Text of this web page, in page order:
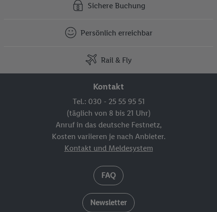
Sichere Buchung
Persönlich erreichbar
Rail & Fly
Kontakt
Tel.: 030 - 25 55 95 51
(täglich von 8 bis 21 Uhr)
Anruf in das deutsche Festnetz,
Kosten variieren je nach Anbieter.
Kontakt und Meldesystem
FAQ
Newsletter